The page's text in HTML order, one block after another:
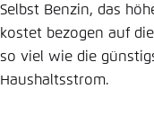
Selbst Benzin, das
kostet bezogen auf
so viel wie die
Haushaltsstrom.